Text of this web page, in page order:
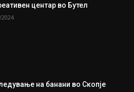
центар во Бутел
на банани во Скопје